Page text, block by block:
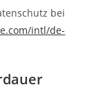
bei
intl/de-